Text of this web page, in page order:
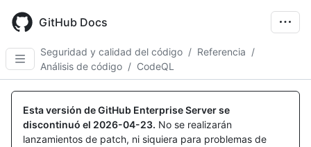
main
content
GitHub Docs
Seguridad y calidad del código / Referencia /
Análisis de código / CodeQL
Esta versión de GitHub Enterprise Server se
discontinuó el 2026-04-23. No se realizarán
lanzamientos de patch, ni siquiera para problemas de